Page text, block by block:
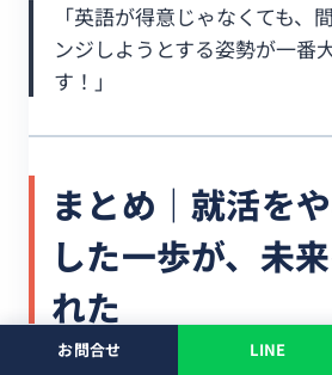
お問合せ LINE
「英語が得意じゃなくても、
ンジしようとする姿勢が一番
す！」
まとめ｜就活を
した一歩が、未
れた